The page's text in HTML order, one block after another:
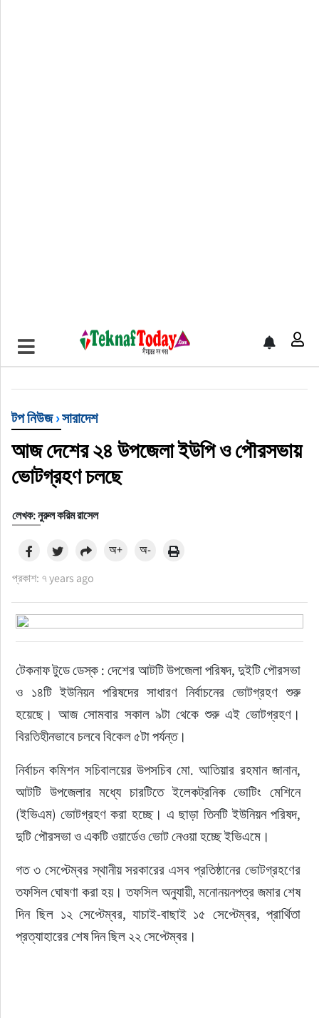
খেলাধুলা
বিনোদন
অর্থ-বানিজ্য
অন্যান্য
টপ নিউজ›সারাদেশ
আজ দেশের ২৪ উপজেলা ইউপি ও পৌরসভায়
ভোটগ্রহণ চলছে
লেখক: নুরুল করিম রাসেল
প্রকাশ: ৭ years ago
অ+ অ-
টেকনাফ টুডে ডেস্ক : দেশের আটটি উপজেলা পরিষদ, দুইটি পৌরসভা
ও ১৪টি ইউনিয়ন পরিষদের সাধারণ নির্বাচনের ভোটগ্রহণ শুরু
হয়েছে। আজ সোমবার সকাল ৯টা থেকে শুরু এই ভোটগ্রহণ।
বিরতিহীনভাবে চলবে বিকেল ৫টা পর্যন্ত।
নির্বাচন কমিশন সচিবালয়ের উপসচিব মো. আতিয়ার রহমান জানান,
আটটি উপজেলার মধ্যে চারটিতে ইলেকট্রনিক ভোটিং মেশিনে
(ইভিএম) ভোটগ্রহণ করা হচ্ছে। এ ছাড়া তিনটি ইউনিয়ন পরিষদ,
দুটি পৌরসভা ও একটি ওয়ার্ডেও ভোট নেওয়া হচ্ছে ইভিএমে।
গত ৩ সেপ্টেম্বর স্থানীয় সরকারের এসব প্রতিষ্ঠানের ভোটগ্রহণের
তফসিল ঘোষণা করা হয়। তফসিল অনুযায়ী, মনোনয়নপত্র জমার শেষ
দিন ছিল ১২ সেপ্টেম্বর, যাচাই-বাছাই ১৫ সেপ্টেম্বর, প্রার্থিতা
প্রত্যাহারের শেষ দিন ছিল ২২ সেপ্টেম্বর।